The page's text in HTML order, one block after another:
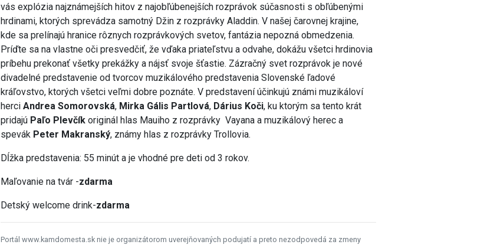
vás explózia najznámejších hitov z najobľúbenejších rozprávok súčasnosti s obľúbenými
hrdinami, ktorých sprevádza samotný Džin z rozprávky Aladdin. V našej čarovnej krajine,
kde sa prelínajú hranice rôznych rozprávkových svetov, fantázia nepozná obmedzenia.
Príďte sa na vlastne oči presvedčiť, že vďaka priateľstvu a odvahe, dokážu všetci hrdinovia
príbehu prekonať všetky prekážky a nájsť svoje šťastie. Zázračný svet rozprávok je nové
divadelné predstavenie od tvorcov muzikálového predstavenia Slovenské ľadové
kráľovstvo, ktorých všetci veľmi dobre poznáte. V predstavení účinkujú známi muzikáloví
herciAndrea Somorovská, Mirka Gális Partlová, Dárius Koči, ku ktorým sa tento krát
pridajú Paľo Plevčíkoriginál hlas Mauiho z rozprávky Vayana a muzikálový herec a
spevák Peter Makranský, známy hlas z rozprávky Trollovia.
Dĺžka predstavenia: 55 minút a je vhodné pre deti od 3 rokov.
Maľovanie na tvár -zdarma
Detský welcome drink-zdarma
Portál www.kamdomesta.sk nie je organizátorom uverejňovaných podujatí a preto nezodpovedá za zmeny